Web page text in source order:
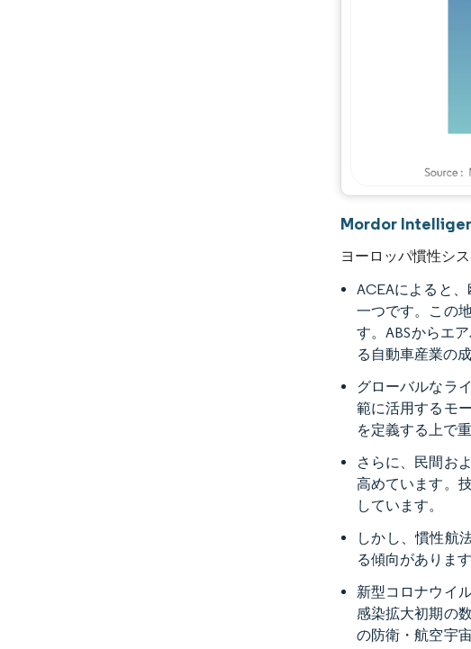
Mordor
ヨーロッパ慣性シ
ACEAによると
一つです。この
す。ABSからエ
る自動車産業の
グローバルなラ
範に活用するモ
を定義する上で
さらに、民間お
高めています。
しています。
しかし、慣性航
る傾向がありま
新型コロナウイ
感染拡大初期の
の防衛・航空宇